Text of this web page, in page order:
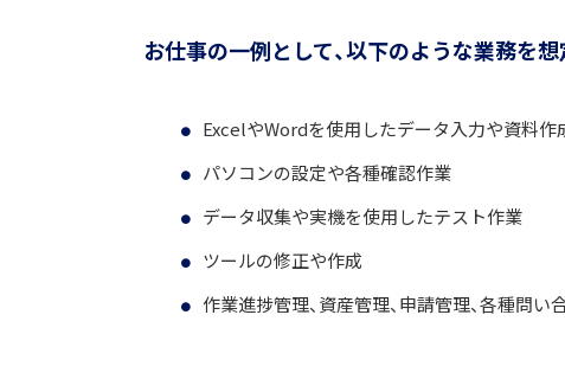
お仕事の一例として、以下のような業務を想
ExcelやWordを使用したデータ入力や資料作
パソコンの設定や各種確認作業
データ収集や実機を使用したテスト作業
ツールの修正や作成
作業進捗管理、資産管理、申請管理、各種問い